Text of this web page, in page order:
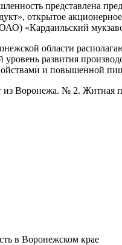
представлена
открытое
«Кардаильский
области
развития
и повышенной
Воронежа. № 2. Житная
в Воронежском крае